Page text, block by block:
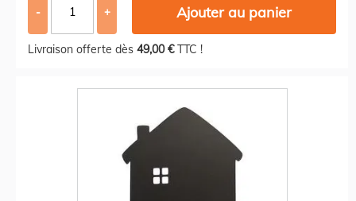
- + Ajouter au panier
Livraison offerte dès 49,00 €TTC !